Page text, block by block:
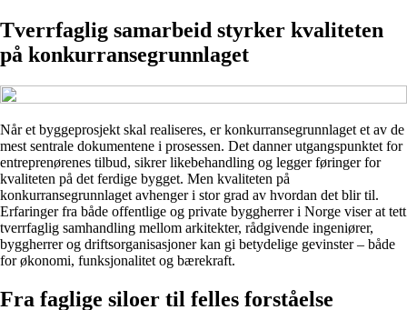
Tverrfaglig samarbeid styrker kvaliteten
på konkurransegrunnlaget
Når et byggeprosjekt skal realiseres, er konkurransegrunnlaget et av de
mest sentrale dokumentene i prosessen. Det danner utgangspunktet for
entreprenørenes tilbud, sikrer likebehandling og legger føringer for
kvaliteten på det ferdige bygget. Men kvaliteten på
konkurransegrunnlaget avhenger i stor grad av hvordan det blir til.
Erfaringer fra både offentlige og private byggherrer i Norge viser at tett
tverrfaglig samhandling mellom arkitekter, rådgivende ingeniører,
byggherrer og driftsorganisasjoner kan gi betydelige gevinster – både
for økonomi, funksjonalitet og bærekraft.
Fra faglige siloer til felles forståelse